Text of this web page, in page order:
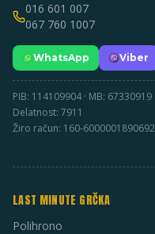
016 601 007
067 760 1007
WhatsApp Viber
PIB: 114109904 · MB: 67330919
Delatnost: 7911
Žiro račun: 160-
LAST MINUTE GRČKA
Polihrono